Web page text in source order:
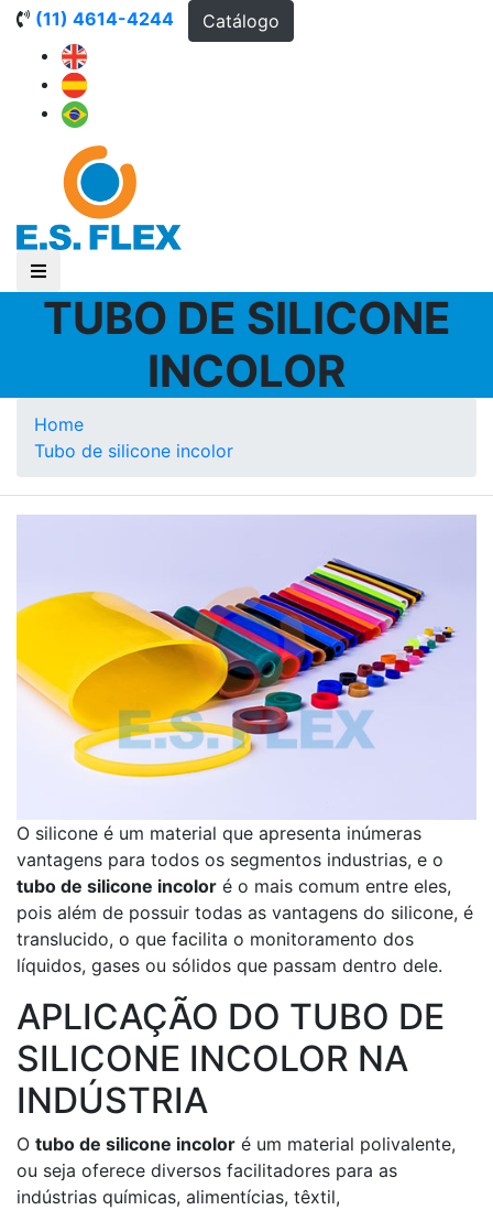
(11) 4614-4244 Catálogo
TUBO DE SILICONE
INCOLOR
Home
Tubo de silicone incolor
O silicone é um material que apresenta inúmeras
vantagens para todos os segmentos industrias, e o
tubo de silicone incolor é o mais comum entre eles,
pois além de possuir todas as vantagens do silicone, é
translucido, o que facilita o monitoramento dos
líquidos, gases ou sólidos que passam dentro dele.
APLICAÇÃO DO TUBO DE
SILICONE INCOLOR NA
INDÚSTRIA
O tubo de silicone incolor é um material polivalente,
ou seja oferece diversos facilitadores para as
indústrias químicas, alimentícias, têxtil,